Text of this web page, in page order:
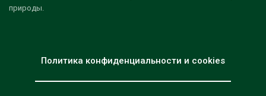
природы.
Политика конфиденциальности и cookies